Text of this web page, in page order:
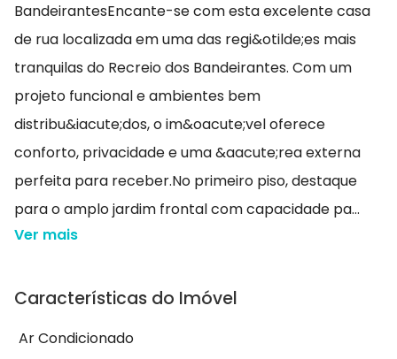
BandeirantesEncante-se com esta excelente casa
de rua localizada em uma das regi&otilde;es mais
tranquilas do Recreio dos Bandeirantes. Com um
projeto funcional e ambientes bem
distribu&iacute;dos, o im&oacute;vel oferece
conforto, privacidade e uma &aacute;rea externa
perfeita para receber.No primeiro piso, destaque
para o amplo jardim frontal com capacidade pa...
Ver mais
Características do Imóvel
Ar Condicionado